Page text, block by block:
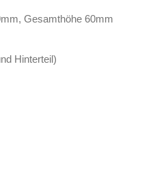
Gesamthöhe 60mm
Hinterteil)